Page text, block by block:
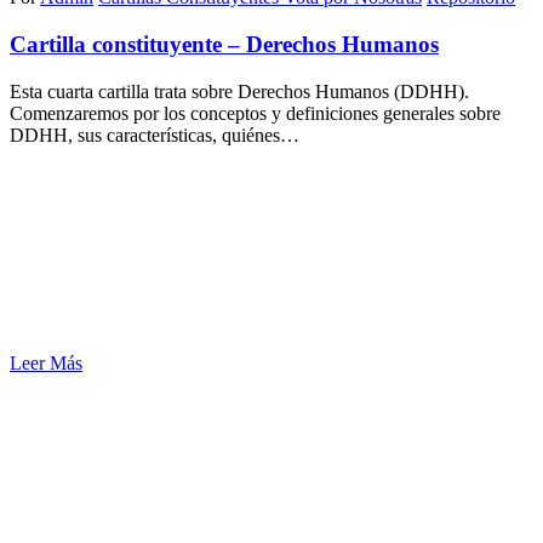
Cartilla constituyente – Derechos Humanos
Esta cuarta cartilla trata sobre Derechos Humanos (DDHH).
Comenzaremos por los conceptos y definiciones generales sobre
DDHH, sus características, quiénes…
Leer Más